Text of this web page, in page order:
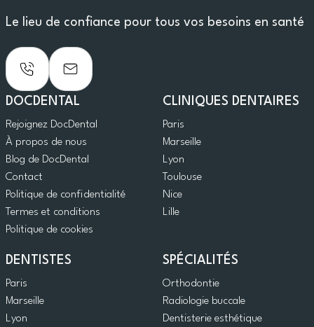
Le lieu de confiance pour tous vos besoins en santé
DOCDENTAL
Rejoignez DocDental
À propos de nous
Blog de DocDental
Contact
Politique de confidentialité
Termes et conditions
Politique de cookies
CLINIQUES DENTAIRES
Paris
Marseille
Lyon
Toulouse
Nice
Lille
DENTISTES
Paris
Marseille
Lyon
SPÉCIALITÉS
Orthodontie
Radiologie buccale
Dentisterie esthétique